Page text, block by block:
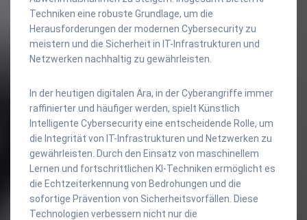
Techniken eine robuste Grundlage, um die
Herausforderungen der modernen Cybersecurity zu
meistern und die Sicherheit in IT-Infrastrukturen und
Netzwerken nachhaltig zu gewährleisten.
In der heutigen digitalen Ära, in der Cyberangriffe immer
raffinierter und häufiger werden, spielt Künstlich
Intelligente Cybersecurity eine entscheidende Rolle, um
die Integrität von IT-Infrastrukturen und Netzwerken zu
gewährleisten. Durch den Einsatz von maschinellem
Lernen und fortschrittlichen KI-Techniken ermöglicht es
die Echtzeiterkennung von Bedrohungen und die
sofortige Prävention von Sicherheitsvorfällen. Diese
Technologien verbessern nicht nur die